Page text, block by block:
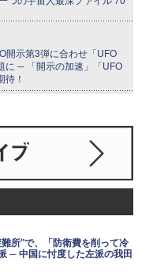
開示第3弾に合わせ「UFO
に ─ 「開示の加速」「UFO
！
所"で、「防衛費を削って冷
─ 中国に忖度した左派の我田